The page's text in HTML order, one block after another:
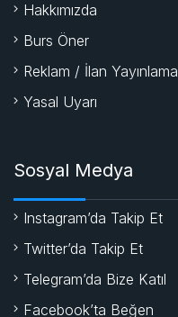
Hakkımızda
Burs Öner
Reklam / İlan Yayınlama
Yasal Uyarı
Sosyal Medya
Instagram’da Takip Et
Twitter’da Takip Et
Telegram’da Bize Katıl
Facebook’ta Beğen